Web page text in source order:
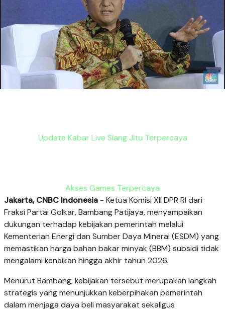
Update Kabar Live Siang Jitu Terpercaya
Akses Games Terpercaya
Jakarta, CNBC Indonesia - Ketua Komisi XII DPR RI dari
Fraksi Partai Golkar, Bambang Patijaya, menyampaikan
dukungan terhadap kebijakan pemerintah melalui
Kementerian Energi dan Sumber Daya Mineral (ESDM) yang
memastikan harga bahan bakar minyak (BBM) subsidi tidak
mengalami kenaikan hingga akhir tahun 2026.
Menurut Bambang, kebijakan tersebut merupakan langkah
strategis yang menunjukkan keberpihakan pemerintah
dalam menjaga daya beli masyarakat sekaligus